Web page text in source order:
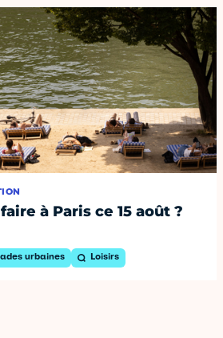
à Paris ce 15 août ?
urbaines Loisirs